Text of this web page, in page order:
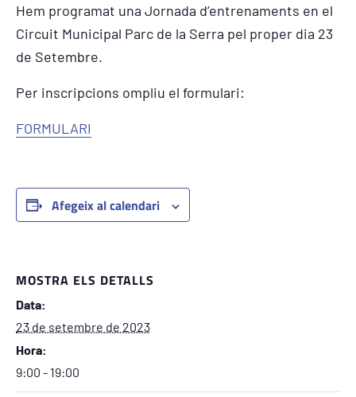
Hem programat una Jornada d’entrenaments en el
Circuit Municipal Parc de la Serra pel proper dia 23
de Setembre.
Per inscripcions ompliu el formulari:
FORMULARI
Afegeix al calendari
MOSTRA ELS DETALLS
Data:
23 de setembre de 2023
Hora:
9:00 - 19:00